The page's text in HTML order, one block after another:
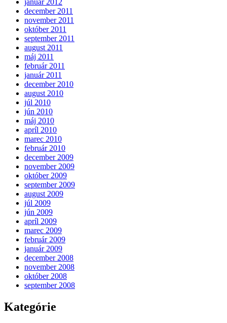
január 2012
december 2011
november 2011
október 2011
september 2011
august 2011
máj 2011
február 2011
január 2011
december 2010
august 2010
júl 2010
jún 2010
máj 2010
apríl 2010
marec 2010
február 2010
december 2009
november 2009
október 2009
september 2009
august 2009
júl 2009
jún 2009
apríl 2009
marec 2009
február 2009
január 2009
december 2008
november 2008
október 2008
september 2008
Kategórie